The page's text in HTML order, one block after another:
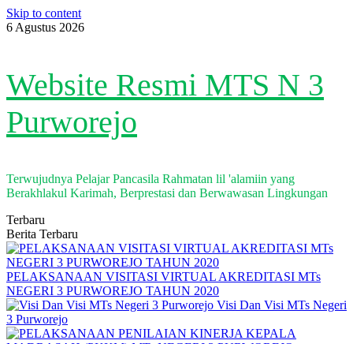
Skip to content
6 Agustus 2026
Website Resmi MTS N 3
Purworejo
Terwujudnya Pelajar Pancasila Rahmatan lil 'alamiin yang
Berakhlakul Karimah, Berprestasi dan Berwawasan Lingkungan
Terbaru
Berita Terbaru
PELAKSANAAN VISITASI VIRTUAL AKREDITASI MTs
NEGERI 3 PURWOREJO TAHUN 2020
Visi Dan Visi MTs Negeri
3 Purworejo